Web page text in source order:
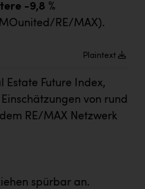
-9,8 %
RE/MAX).
Plaintext
Estate Future Index,
von rund
RE/MAX Netzwerk
spürbar an.